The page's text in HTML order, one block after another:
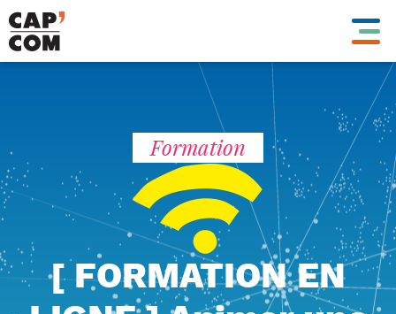
Aller
au
contenu
principal
Formation
[ FORMATION EN